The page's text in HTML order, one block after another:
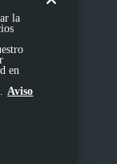
de
la
en
Aviso